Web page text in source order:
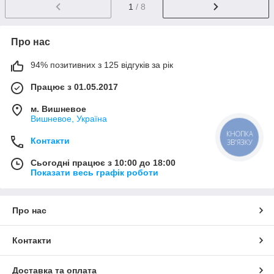
1 / 8
Про нас
94% позитивних з 125 відгуків за рік
Працює з 01.05.2017
м. Вишневое
Вишневое, Україна
Контакти
Сьогодні працює з 10:00 до 18:00
Показати весь графік роботи
Про нас
Контакти
Доставка та оплата
КНОПКА
ЗВ'ЯЗКУ